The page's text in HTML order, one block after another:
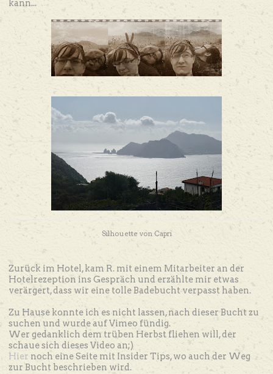
kann...
Silhouette von Capri
Zurück im Hotel, kam R. mit einem Mitarbeiter an der
Hotelrezeption ins Gespräch und erzählte mir etwas
verärgert, dass wir eine tolle Badebucht verpasst haben.
Zu Hause konnte ich es nicht lassen, nach dieser Bucht zu
suchen und wurde auf Vimeo fündig.
Wer gedanklich dem trüben Herbst fliehen will, der
schaue sich dieses Video an;)
Hier noch eine Seite mit Insider Tips, wo auch der Weg
zur Bucht beschrieben wird.